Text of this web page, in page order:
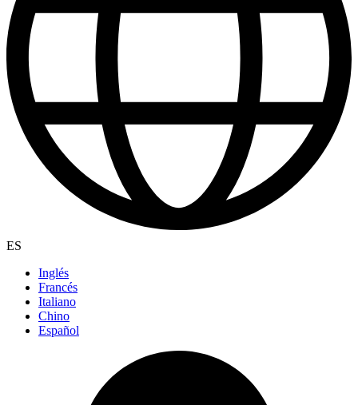
ES
Inglés
Francés
Italiano
Chino
Español